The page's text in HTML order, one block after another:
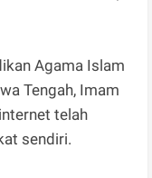
Agama Islam
Tengah, Imam
telah
sendiri.